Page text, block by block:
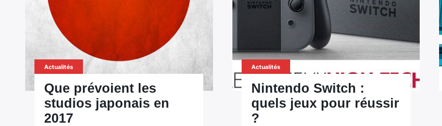
Actualités
Que prévoient les
studios japonais en
2017
Actualités
Nintendo Switch :
quels jeux pour réussir
?